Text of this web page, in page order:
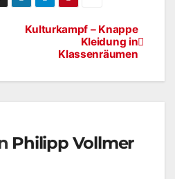
Kulturkampf – Knappe
Kleidung in
Klassenräumen
Philipp Vollmer